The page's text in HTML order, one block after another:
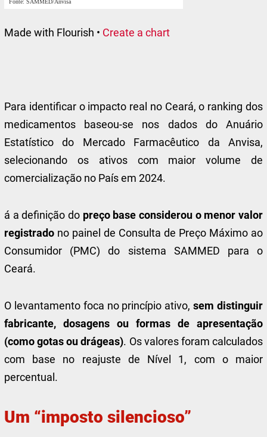
Made with Flourish • Create a chart
Para identificar o impacto real no Ceará, o ranking dos
medicamentos baseou-se nos dados do Anuário
Estatístico do Mercado Farmacêutico da Anvisa,
selecionando os ativos com maior volume de
comercialização no País em 2024.
á a definição do preço base considerou o menor valor
registrado no painel de Consulta de Preço Máximo ao
Consumidor (PMC) do sistema SAMMED para o
Ceará.
O levantamento foca no princípio ativo,sem distinguir
fabricante, dosagens ou formas de apresentação
(como gotas ou drágeas). Os valores foram calculados
com base no reajuste de Nível 1, com o maior
percentual.
Um “imposto silencioso”